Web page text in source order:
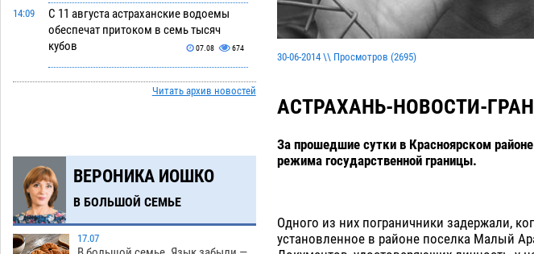
14:09
С 11 августа астраханские водоемы
обеспечат притоком в семь тысяч
кубов
07.08 674
Астраханский аэропорт попробует
отбиться от ворон в апелляционном
древнюю помойку
11:58
В Астрахани подросток угнал
мотоцикл и похитил чужие мобильник
с банковскими картами
07.08 326
Читать архив новостей
ВЕРОНИКА ИОШКО
В БОЛЬШОЙ СЕМЬЕ
17.07
30-06-2014 \\ Просмотров (2695)
АСТРАХАНЬ-НОВОСТИ-
За прошедшие сутки в Красноярском
режима государственной границы.
Одного из них пограничники задержали,
установленное в районе поселка Малый